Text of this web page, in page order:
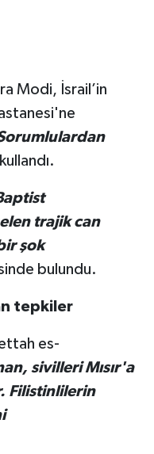
Modi, İsrail’in
trajik can
şok
bulundu.
tepkiler
es-
sivilleri Mısır'a
Filistinlilerin